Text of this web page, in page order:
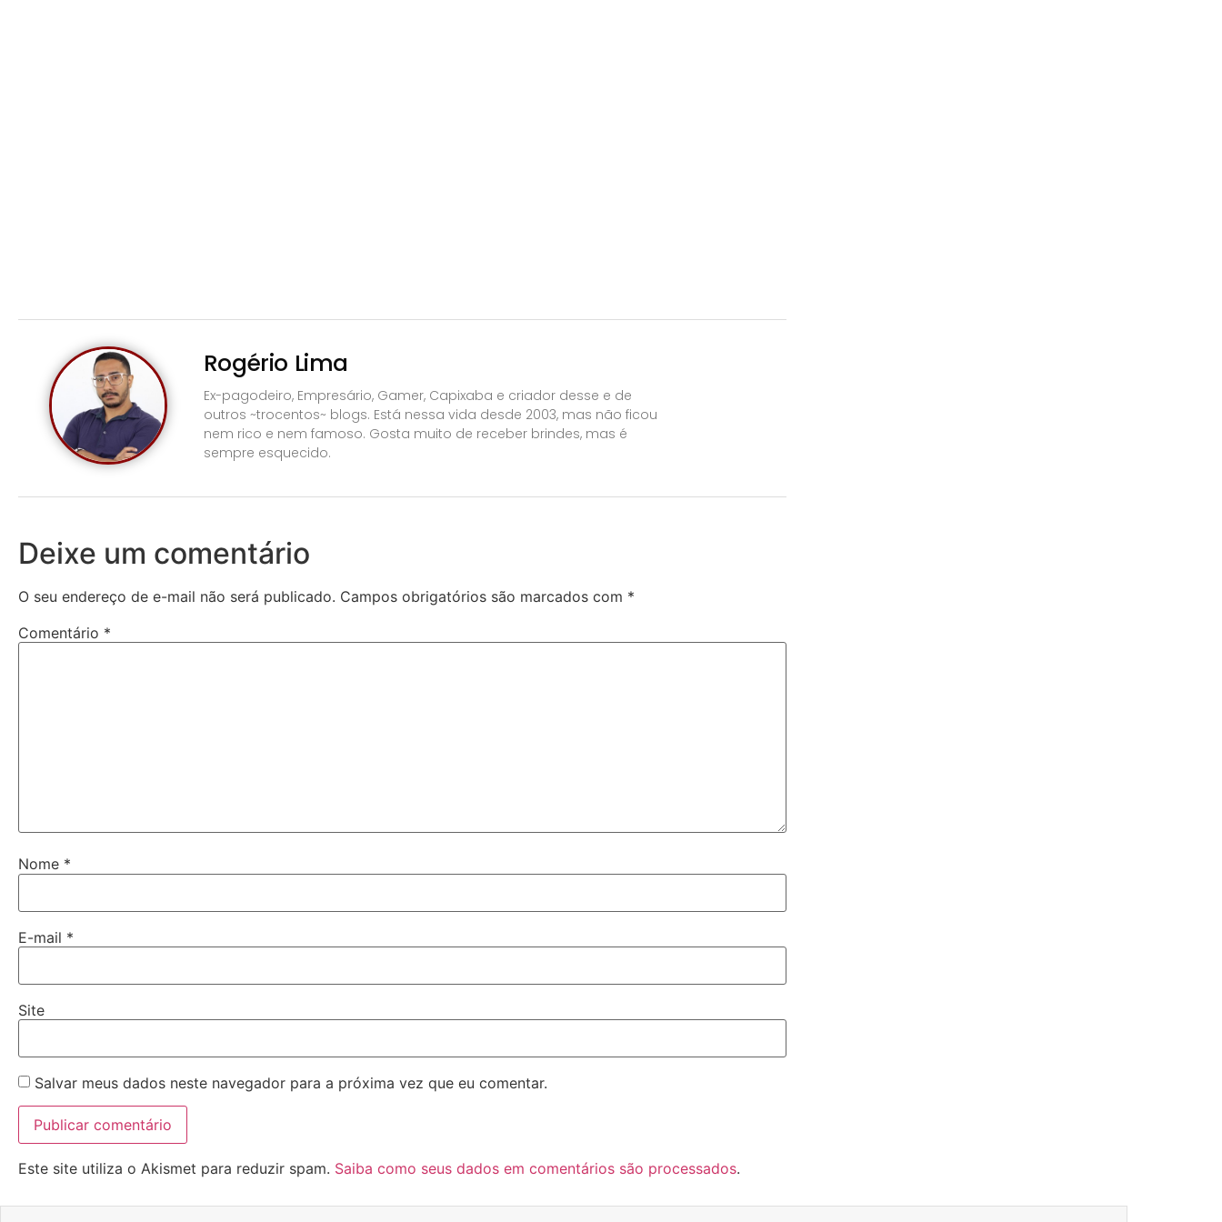
Rogério Lima
Ex-pagodeiro, Empresário, Gamer, Capixaba e criador desse e de
outros ~trocentos~ blogs. Está nessa vida desde 2003, mas não ficou
nem rico e nem famoso. Gosta muito de receber brindes, mas é
sempre esquecido.
Deixe um comentário
O seu endereço de e-mail não será publicado. Campos obrigatórios são marcados com *
Comentário *
Nome *
E-mail *
Site
Salvar meus dados neste navegador para a próxima vez que eu comentar.
Este site utiliza o Akismet para reduzir spam. Saiba como seus dados em comentários são processados.